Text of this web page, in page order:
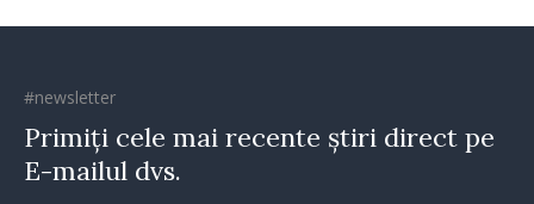
#newsletter
Primiți cele mai recente știri direct pe
E-mailul dvs.